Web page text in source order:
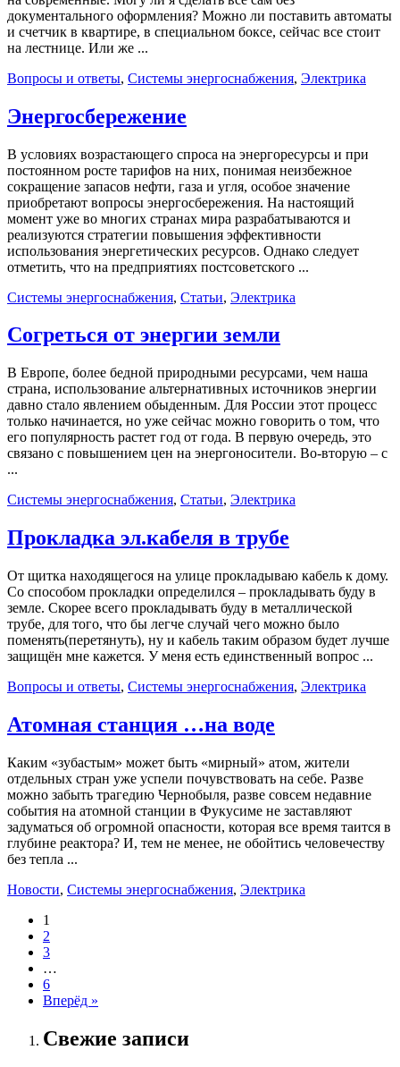
документального оформления? Можно ли поставить автоматы
и счетчик в квартире, в специальном боксе, сейчас все стоит
на лестнице. Или же ...
Вопросы и ответы, Системы энергоснабжения, Электрика
Энергосбережение
В условиях возрастающего спроса на энергоресурсы и при
постоянном росте тарифов на них, понимая неизбежное
сокращение запасов нефти, газа и угля, особое значение
приобретают вопросы энергосбережения. На настоящий
момент уже во многих странах мира разрабатываются и
реализуются стратегии повышения эффективности
использования энергетических ресурсов. Однако следует
отметить, что на предприятиях постсоветского ...
Системы энергоснабжения, Статьи, Электрика
Согреться от энергии земли
В Европе, более бедной природными ресурсами, чем наша
страна, использование альтернативных источников энергии
давно стало явлением обыденным. Для России этот процесс
только начинается, но уже сейчас можно говорить о том, что
его популярность растет год от года. В первую очередь, это
связано с повышением цен на энергоносители. Во-вторую – с
...
Системы энергоснабжения, Статьи, Электрика
Прокладка эл.кабеля в трубе
От щитка находящегося на улице прокладываю кабель к дому.
Со способом прокладки определился – прокладывать буду в
земле. Скорее всего прокладывать буду в металлической
трубе, для того, что бы легче случай чего можно было
поменять(перетянуть), ну и кабель таким образом будет лучше
защищён мне кажется. У меня есть единственный вопрос ...
Вопросы и ответы, Системы энергоснабжения, Электрика
Атомная станция …на воде
Каким «зубастым» может быть «мирный» атом, жители
отдельных стран уже успели почувствовать на себе. Разве
можно забыть трагедию Чернобыля, разве совсем недавние
события на атомной станции в Фукусиме не заставляют
задуматься об огромной опасности, которая все время таится в
глубине реактора? И, тем не менее, не обойтись человечеству
без тепла ...
Новости, Системы энергоснабжения, Электрика
1
2
3
…
6
Вперёд »
Свежие записи